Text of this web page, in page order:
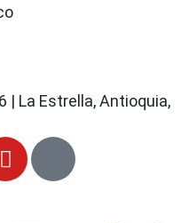
| La Estrella, Antioquia,